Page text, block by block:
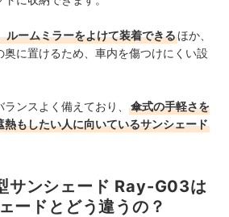
ルームミラーをよけて装着できるほか、
に置けるため、車内を傷つけにくい設
ンスよく備えており、
傘式の手軽さを
もしたい人に向いているサンシェード
サンシェード Ray-G03は
ードとどう違うの？